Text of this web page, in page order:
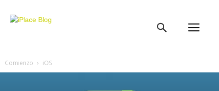
Comienzo iOS